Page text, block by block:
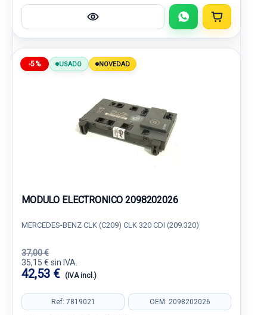
-5% USADO NOVEDAD
MODULO ELECTRONICO 2098202026
MERCEDES-BENZ CLK (C209) CLK 320 CDI (209.320)
37,00 €
35,15 € sin IVA.
42,53 € (IVA incl.)
Ref: 7819021 OEM: 2098202026